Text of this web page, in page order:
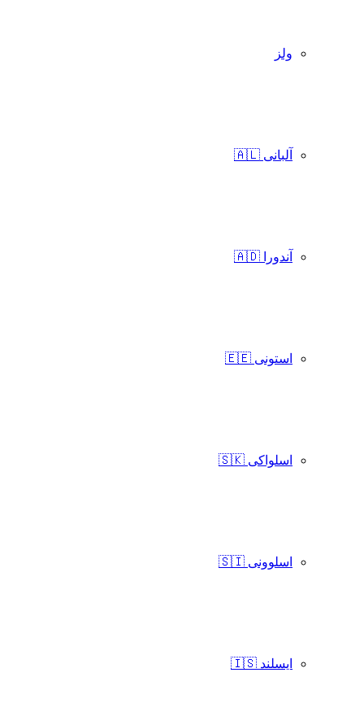
ولز
آلبانی 🇦🇱
آندورا 🇦🇩
استونی 🇪🇪
اسلواکی 🇸🇰
اسلوونی 🇸🇮
ایسلند 🇮🇸